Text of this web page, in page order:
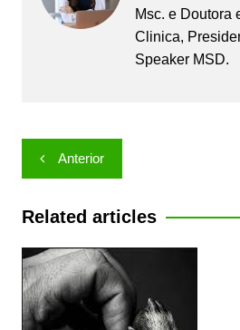
Msc. e Doutora
Clinica,
Speaker MSD.
Navegação
de
Post
Anterior
Related articles